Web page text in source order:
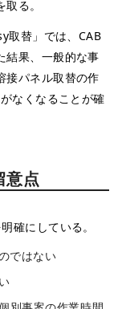
る。
取替」では、CAB
結果、一般的な事
接パネル取替の作
なくなることが確
意点
確にしている。
ではない